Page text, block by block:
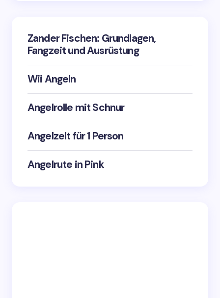
Zander Fischen: Grundlagen,
Fangzeit und Ausrüstung
Wii Angeln
Angelrolle mit Schnur
Angelzelt für 1 Person
Angelrute in Pink